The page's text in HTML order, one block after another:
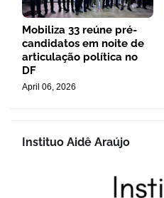
Mobiliza 33 reúne pré-
candidatos em noite de
articulação política no
DF
April 06, 2026
Instituo Aidê Araújo